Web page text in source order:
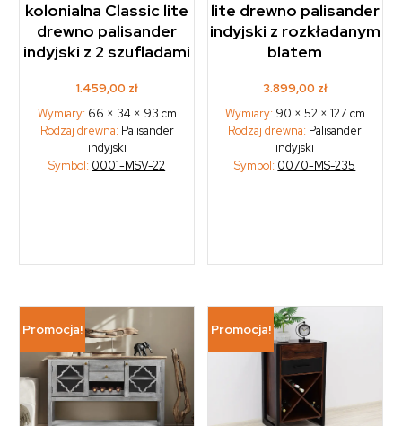
kolonialna Classic lite
drewno palisander
indyjski z 2 szufladami
1.459,00 zł
Wymiary: 66 × 34 × 93 cm
Rodzaj drewna: Palisander
indyjski
Symbol: 0001-MSV-22
lite drewno palisander
indyjski z rozkładanym
blatem
3.899,00 zł
Wymiary: 90 × 52 × 127 cm
Rodzaj drewna: Palisander
indyjski
Symbol: 0070-MS-235
Promocja! Promocja!